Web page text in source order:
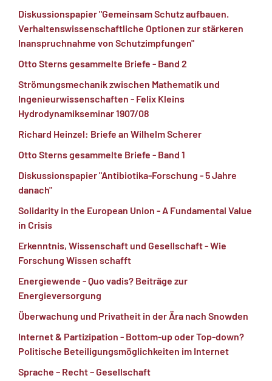
Diskussionspapier "Gemeinsam Schutz aufbauen.
Verhaltenswissenschaftliche Optionen zur stärkeren
Inanspruchnahme von Schutzimpfungen"
Otto Sterns gesammelte Briefe - Band 2
Strömungsmechanik zwischen Mathematik und
Ingenieurwissenschaften - Felix Kleins
Hydrodynamikseminar 1907/08
Richard Heinzel: Briefe an Wilhelm Scherer
Otto Sterns gesammelte Briefe - Band 1
Diskussionspapier "Antibiotika-Forschung - 5 Jahre
danach"
Solidarity in the European Union - A Fundamental Value
in Crisis
Erkenntnis, Wissenschaft und Gesellschaft - Wie
Forschung Wissen schafft
Energiewende - Quo vadis? Beiträge zur
Energieversorgung
Überwachung und Privatheit in der Ära nach Snowden
Internet & Partizipation - Bottom-up oder Top-down?
Politische Beteiligungsmöglichkeiten im Internet
Sprache – Recht – Gesellschaft